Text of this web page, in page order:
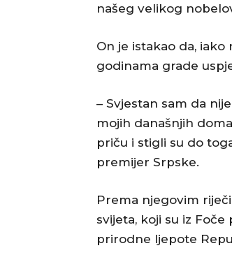
našeg velikog
On je istakao da,
godinama grade
– Svjestan sam da
mojih današnjih
priču i stigli su do
premijer Srpske.
Prema njegovim
svijeta, koji su iz
prirodne ljepote